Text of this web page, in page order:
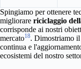
Spingiamo per ottenere
migliorare riciclaggio
corrisponde ai nostri
mercato18. Dimostriamo il
continua e
ecosistemi del nostro